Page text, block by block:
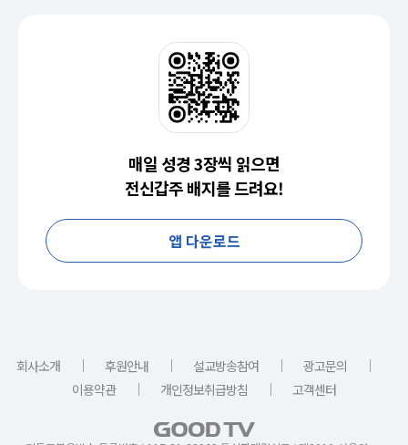
매일 성경 3장씩 읽으면
전신갑주 배지를 드려요!
앱 다운로드
회사소개 ｜ 후원안내 ｜ 설교방송참여 ｜ 광고문의
｜
이용약관
｜ 개인정보취급방침 ｜ 고객센터